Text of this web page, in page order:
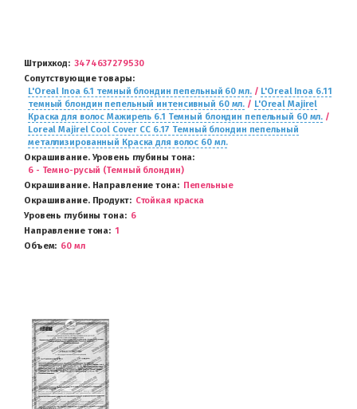
Штрихкод
3474637279530
Сопутствующие товары
L'Oreal Inoa 6.1 темный блондин пепельный 60 мл./ L'Oreal Inoa 6.11
темный блондин пепельный интенсивный 60 мл. / L'Oreal Majirel
Краска для волос Мажирель 6.1 Темный блондин пепельный 60 мл. /
Loreal Majirel Cool Cover СС 6.17 Темный блондин пепельный
металлизированный Краска для волос 60 мл.
Окрашивание. Уровень глубины тона
6 - Темно-русый (Темный блондин)
Окрашивание. Направление тона
Пепельные
Окрашивание. Продукт
Стойкая краска
Уровень глубины тона
6
Направление тона
1
Объем
60 мл